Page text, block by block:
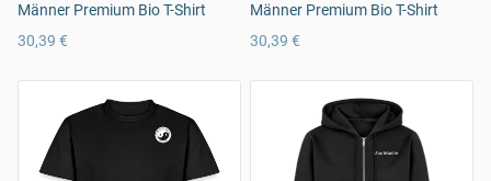
Männer Premium Bio T-Shirt
30,39 €
Männer Premium Bio T-Shirt
30,39 €